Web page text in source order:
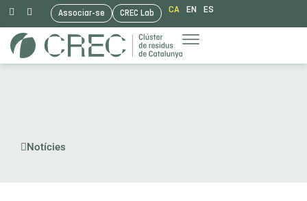
Vés
al
Associar-se CREC Lab CA EN ES
Notícies